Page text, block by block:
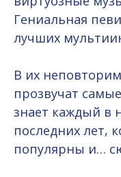
Гениальная
лучших
В их
прозвучат
знает каждый в
последних лет,
популярны и…